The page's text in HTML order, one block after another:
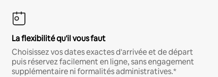
La flexibilité qu'il vous faut
Choisissez vos dates exactes d'arrivée et de départ
puis réservez facilement en ligne, sans engagement
supplémentaire ni formalités administratives.*